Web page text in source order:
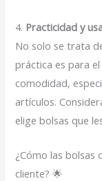
4. Practicidad y
No solo se trata
práctica es para
comodidad,
artículos.
elige bolsas que
¿Cómo las bolsas
cliente? 🌟